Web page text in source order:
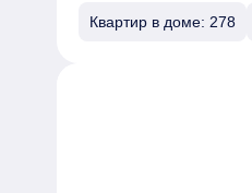
Квартир в доме: 278